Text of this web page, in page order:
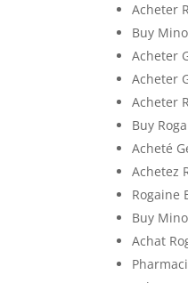
Acheter
Buy
Acheter
Acheter
Acheter
Buy
Acheté
Achetez
Rogaine
Buy
Achat